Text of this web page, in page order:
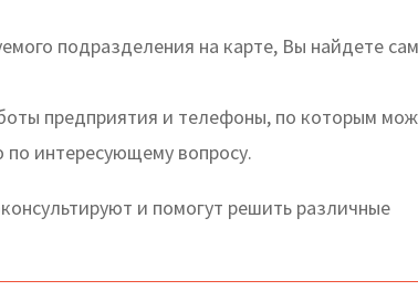
подразделения на карте, Вы найдете
предприятия и телефоны, по которым
по интересующему вопросу.
и помогут решить различные